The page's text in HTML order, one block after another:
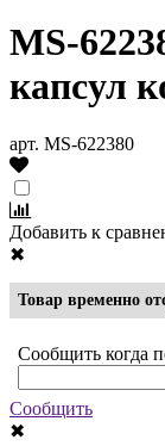
MS-
капсул
арт. MS-622380
Добавить к
✖
Товар временно
Сообщить когда
Сообщить
✖